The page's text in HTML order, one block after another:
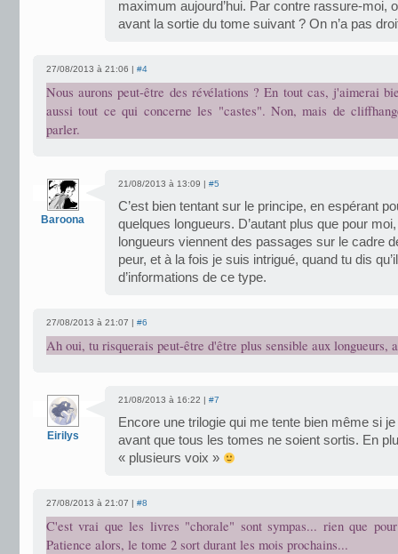
maximum aujourd’hui. Par contre rassure-moi,
avant la sortie du tome suivant ? On n’a pas
27/08/2013 à 21:06 | #4
Nous aurons peut-être des révélations ? En tout cas, j'aimerai
aussi tout ce qui concerne les "castes". Non, mais de
parler.
Baroona
21/08/2013 à 13:09 | #5
C’est bien tentant sur le principe, en espérant
quelques longueurs. D’autant plus que pour
longueurs viennent des passages sur le cadre
peur, et à la fois je suis intrigué, quand tu dis
d’informations de ce type.
27/08/2013 à 21:07 | #6
Ah oui, tu risquerais peut-être d'être plus sensible aux longueurs,
Eirilys
21/08/2013 à 16:22 | #7
Encore une trilogie qui me tente bien même si
avant que tous les tomes ne soient sortis. En
« plusieurs voix »
27/08/2013 à 21:07 | #8
C'est vrai que les livres "chorale" sont sympas... rien que
Patience alors, le tome 2 sort durant les mois prochains...